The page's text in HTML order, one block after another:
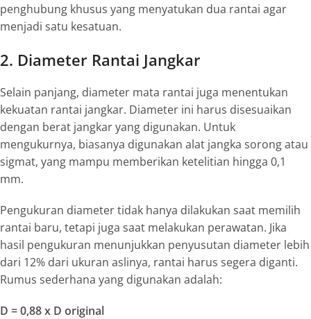
penghubung khusus yang menyatukan dua rantai agar
menjadi satu kesatuan.
2. Diameter Rantai Jangkar
Selain panjang, diameter mata rantai juga menentukan
kekuatan rantai jangkar. Diameter ini harus disesuaikan
dengan berat jangkar yang digunakan. Untuk
mengukurnya, biasanya digunakan alat jangka sorongatau
sigmat, yang mampu memberikan ketelitian hingga 0,1
mm.
Pengukuran diameter tidak hanya dilakukan saat memilih
rantai baru, tetapi juga saat melakukan perawatan. Jika
hasil pengukuran menunjukkan penyusutan diameter lebih
dari 12% dari ukuran aslinya, rantai harus segera diganti.
Rumus sederhana yang digunakan adalah:
D = 0,88 x D original